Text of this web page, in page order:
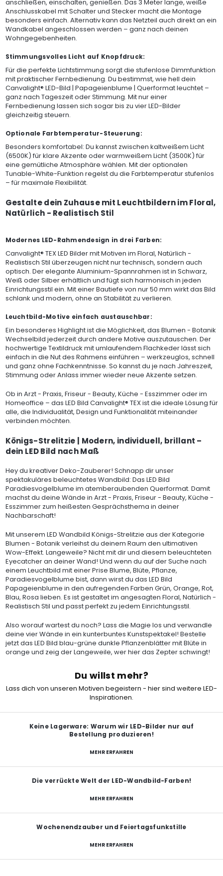
anschließen, einschalten, genießen. Das 3 Meter lange, weiße
Anschlusskabel mit Schalter und Stecker macht die Montage
besonders einfach. Alternativ kann das Netzteil auch direkt an ein
Wandkabel angeschlossen werden – ganz nach deinen
Wohngegebenheiten.
Stimmungsvolles Licht auf Knopfdruck:
Für die perfekte Lichtstimmung sorgt die stufenlose Dimmfunktion
mit praktischer Fernbedienung. Du bestimmst, wie hell dein
Canvalight® LED-Bild | Papageienblume | Querformat leuchtet –
ganz nach Tageszeit oder Stimmung. Mit nur einer
Fernbedienung lassen sich sogar bis zu vier LED-Bilder
gleichzeitig steuern.
Optionale Farbtemperatur-Steuerung:
Besonders komfortabel: Du kannst zwischen kaltweißem Licht
(6500K) für klare Akzente oder warmweißem Licht (3500K) für
eine gemütliche Atmosphäre wählen. Mit der optionalen
Tunable-White-Funktion regelst du die Farbtemperatur stufenlos
– für maximale Flexibilität.
Gestalte dein Zuhause mit Leuchtbildern im Floral,
Natürlich - Realistisch Stil
Modernes LED-Rahmendesign in drei Farben:
Canvalight® TEX LED Bilder mit Motiven im Floral, Natürlich -
Realistisch Stil überzeugen nicht nur technisch, sondern auch
optisch. Der elegante Aluminium-Spannrahmen ist in Schwarz,
Weiß oder Silber erhältlich und fügt sich harmonisch in jeden
Einrichtungsstil ein. Mit einer Bautiefe von nur 50 mm wirkt das Bild
schlank und modern, ohne an Stabilität zu verlieren.
Leuchtbild-Motive einfach austauschbar:
Ein besonderes Highlight ist die Möglichkeit, das Blumen - Botanik
Wechselbild jederzeit durch andere Motive auszutauschen. Der
hochwertige Textildruck mit umlaufendem Flachkeder lässt sich
einfach in die Nut des Rahmens einführen – werkzeuglos, schnell
und ganz ohne Fachkenntnisse. So kannst du je nach Jahreszeit,
Stimmung oder Anlass immer wieder neue Akzente setzen.
Ob in Arzt - Praxis, Friseur - Beauty, Küche - Esszimmer oder im
Homeoffice – das LED Bild Canvalight® TEX ist die ideale Lösung für
alle, die Individualität, Design und Funktionalität miteinander
verbinden möchten.
Königs-Strelitzie | Modern, individuell, brillant –
dein LED Bild nach Maß
Hey du kreativer Deko-Zauberer! Schnapp dir unser
spektakuläres beleuchtetes Wandbild: Das LED Bild
Paradiesvogelblume im atemberaubenden Querformat. Damit
machst du deine Wände in Arzt - Praxis, Friseur - Beauty, Küche -
Esszimmer zum heißesten Gesprächsthema in deiner
Nachbarschaft!
Mit unserem LED Wandbild Königs-Strelitzie aus der Kategorie
Blumen - Botanik verleihst du deinem Raum den ultimativen
Wow-Effekt. Langeweile? Nicht mit dir und diesem beleuchteten
Eyecatcher an deiner Wand! Und wenn du auf der Suche nach
einem Leuchtbild mit einer Prise Blume, Blüte, Pflanze,
Paradiesvogelblume bist, dann wirst du das LED Bild
Papageienblume in den aufregenden Farben Grün, Orange, Rot,
Blau, Rosa lieben. Es ist gestaltet im angesagten Floral, Natürlich -
Realistisch Stil und passt perfekt zu jedem Einrichtungsstil.
Also worauf wartest du noch? Lass die Magie los und verwandle
deine vier Wände in ein kunterbuntes Kunstspektakel! Bestelle
jetzt das LED Bild blau-grüne dunkle Pflanzenblätter mit Blüte in
orange und zeig der Langeweile, wer hier das Zepter schwingt!
Du willst mehr?
Lass dich von unseren Motiven begeistern - hier sind weitere LED-
Inspirationen.
Keine Lagerware: Warum wir LED-Bilder nur auf
Bestellung produzieren!
MEHR ERFAHREN
Die verrückte Welt der LED-Wandbild-Farben!
MEHR ERFAHREN
Wochenendzauber und Feiertagsfunkstille
MEHR ERFAHREN